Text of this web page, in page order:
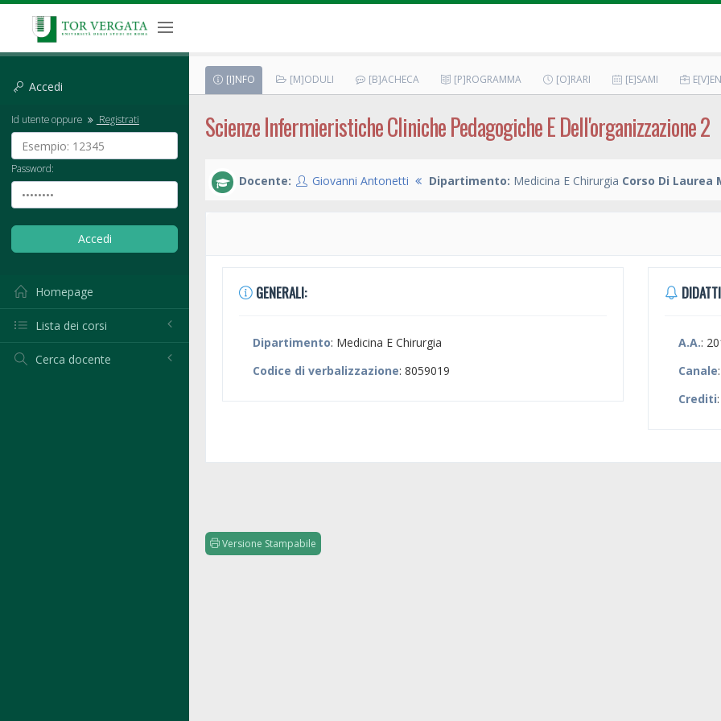
Accedi
Id utente oppure Registrati
Password:
Homepage
Lista dei corsi
Cerca docente
[I]NFO [M]ODULI [B]ACHECA [P]ROGRAMMA [O]RARI [E]SAMI
Scienze Infermieristiche Cliniche Pedagogiche E Dell'organizzazione 2
Docente: Giovanni Antonetti Dipartimento: Medicina E Chirurgia Corso Di Laurea
GENERALI:
Dipartimento: Medicina E Chirurgia
Codice di verbalizzazione: 8059019
A.A.:
Canale
Crediti
Versione Stampabile